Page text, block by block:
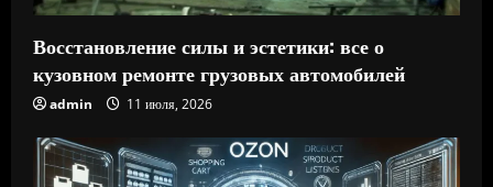
Восстановление силы и эстетики: все о
кузовном ремонте грузовых автомобилей
admin 11 июля, 2026